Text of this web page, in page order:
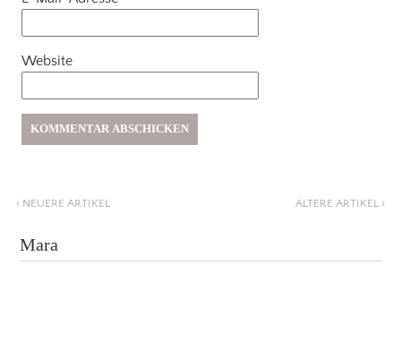
Website
‹ NEUERE ARTIKEL ÄLTERE ARTIKEL ›
Mara